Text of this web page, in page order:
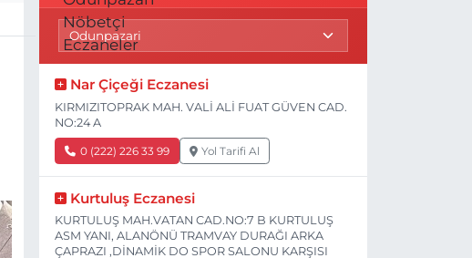
Nar Çiçeği Eczanesi
KIRMIZITOPRAK MAH. VALİ ALİ FUAT GÜVEN CAD.
NO:24 A
0 (222) 226 33 99 Yol Tarifi Al
Kurtuluş Eczanesi
KURTULUŞ MAH.VATAN CAD.NO:7 B KURTULUŞ
ASM YANI, ALANÖNÜ TRAMVAY DURAĞI ARKA
ÇAPRAZI ,DİNAMİK DO SPOR SALONU KARŞISI